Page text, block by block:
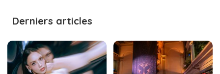
Derniers articles